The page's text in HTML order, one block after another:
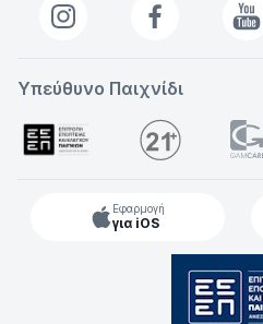
Υπεύθυνο Παιχνίδι
Εφαρμογή
για iOS